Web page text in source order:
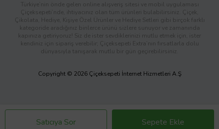
Satıcıya Sor Sepete Ekle
Türkiye’nin önde gelen online alışveriş sitesi ve mobil uygulaması
Çiçeksepeti’nde, ihtiyacınız olan tüm ürünleri bulabilirsiniz. Çiçek,
Çikolata, Hediye, Kişiye Özel Ürünler ve Hediye Setleri gibi birçok farklı
kategoride aradığınız binlerce ürünü sizlere sunuyor ve zamanında
kapınıza getiriyoruz! Siz de ister sevdiklerinizi mutlu etmek için, ister
kendiniz için sipariş verebilir; Çiçeksepeti Extra’nın fırsatlarla dolu
dünyasıyla tanışarak mutlu bir gün geçirebilirsiniz.
Copyright © 2026 Çiçeksepeti İnternet Hizmetleri A.Ş